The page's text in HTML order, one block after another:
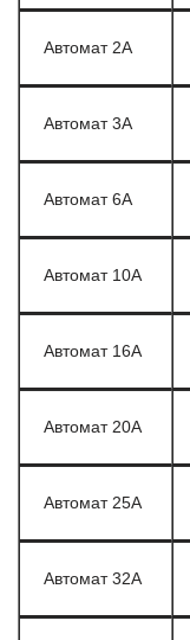
Автомат 2А
Автомат 3А
Автомат 6А
Автомат 10А
Автомат 16А
Автомат 20А
Автомат 25А
Автомат 32А